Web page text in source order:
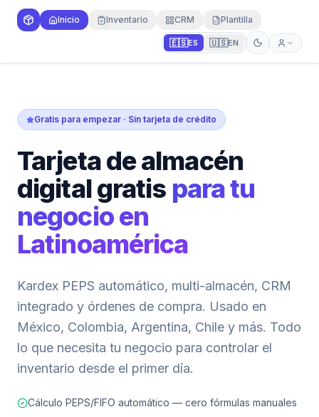
Inicio Inventario CRM Plantilla
🇪🇸ES 🇺🇸EN
Gratis para empezar · Sin tarjeta de crédito
Tarjeta de almacén
digital gratis para tu
negocio en
Latinoamérica
Kardex PEPS automático, multi-almacén, CRM
integrado y órdenes de compra. Usado en
México, Colombia, Argentina, Chile y más. Todo
lo que necesita tu negocio para controlar el
inventario desde el primer día.
Cálculo PEPS/FIFO automático — cero fórmulas manuales